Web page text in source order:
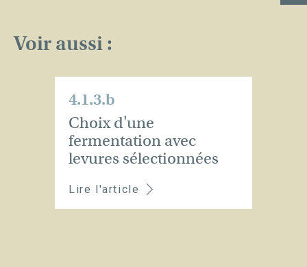
Voir aussi :
4.1.3.b
Choix d'une
fermentation avec
levures sélectionnées
Lire l'article